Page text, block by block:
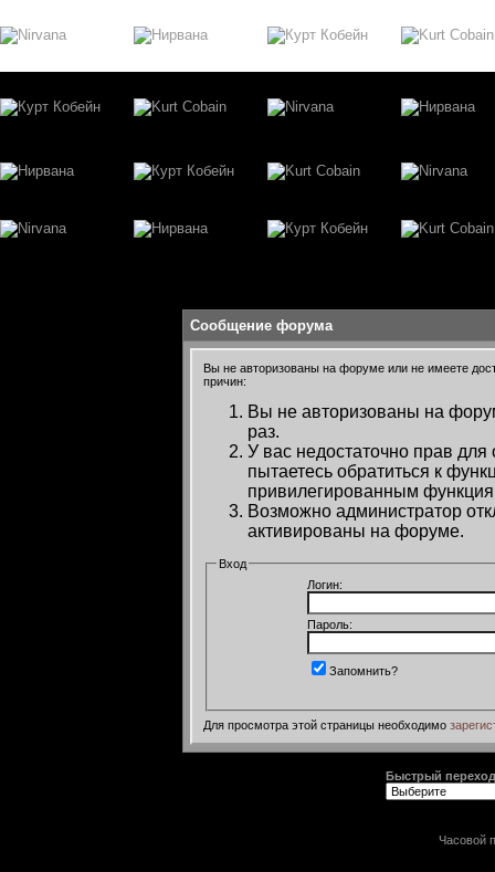
Сообщение форума
Вы не авторизованы на форуме или не имеете
причин:
Вы не авторизованы на
раз.
У вас недостаточно прав
пытаетесь обратиться к
привилегированным
Возможно администратор
активированы на форуме.
Вход
Логин:
Пароль:
Запомнить?
Для просмотра этой страницы необходимо
Быстрый переход
Часовой